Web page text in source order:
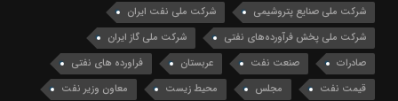
شرکت ملی صنایع پتروشیمی
شرکت ملی نفت ایران
شرکت ملی پخش فرآورده‌های نفتی
شرکت ملی گاز ایران
صادرات
صنعت نفت عربستان
فراورده های نفتی
قیمت نفت
مجلس محیط زیست
معاون وزیر نفت